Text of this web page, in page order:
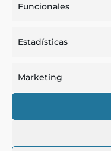
Funcionales
Estadísticas
Marketing